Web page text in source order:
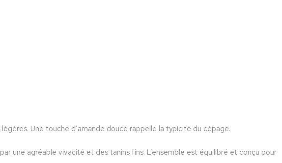
légères. Une touche d’amande douce rappelle la typicité du cépage.
une agréable vivacité et des tanins fins. L’ensemble est équilibré et conçu pour